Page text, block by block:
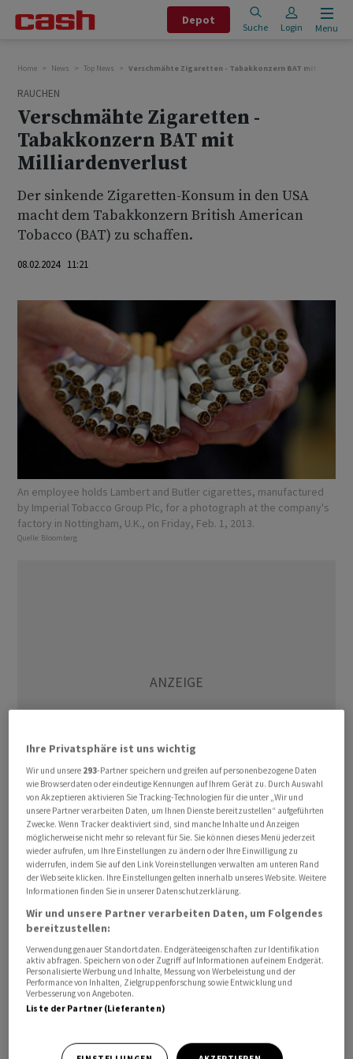
Depot
Suche Login Menu
Home News Top News Verschmähte Zigaretten - Tabakkonzern BAT mit
RAUCHEN
Verschmähte Zigaretten -
Tabakkonzern BAT mit
Milliardenverlust
Der sinkende Zigaretten-Konsum in den USA
macht dem Tabakkonzern British American
Tobacco (BAT) zu schaffen.
08.02.2024 11:21
An employee holds Lambert and Butler cigarettes, manufactured
by Imperial Tobacco Group Plc, for a photograph at the company's
factory in Nottingham, U.K., on Friday, Feb. 1, 2013.
Quelle: Bloomberg
Weil immer weniger Amerikaner zu herkömmlichen
Zigaretten greifen, musste BAT den Wert seines
traditionellen Geschäfts in den USA um gut 27 Milliarden
Pfund abschreiben, wie der Konzern am Donnerstag
mitteilte. Das drückte den Hersteller von Dunhill und
Lucky Strike im vergangenen Jahr tief in die roten
Zahlen: Vor Steuern lag das Minus bei 17 Milliarden
Pfund nach einem Gewinn von 9,3 Milliarden im Vorjahr.
Konzernchef Tadeu Marroco erklärte, in den USA weiter
Alternativen zu investieren. Die Ausgaben dafür würden
Ihre Privatsphäre ist uns wichtig
Wir und unsere 293-Partner speichern und greifen auf personenbezogene Daten
wie Browserdaten oder eindeutige Kennungen auf Ihrem Gerät zu. Durch Auswahl
von Akzeptieren aktivieren Sie Tracking-Technologien für die unter „Wir und
unsere Partner verarbeiten Daten, um Ihnen Dienste bereitzustellen“ aufgeführten
Zwecke. Wenn Tracker deaktiviert sind, sind manche Inhalte und Anzeigen
möglicherweise nicht mehr so relevant für Sie. Sie können dieses Menü jederzeit
wieder aufrufen, um Ihre Einstellungen zu ändern oder Ihre Einwilligung zu
widerrufen, indem Sie auf den Link Voreinstellungen verwalten am unteren Rand
der Webseite klicken. Ihre Einstellungen gelten innerhalb unseres Website. Weitere
Informationen finden Sie in unserer Datenschutzerklärung.
Wir und unsere Partner verarbeiten Daten, um Folgendes
bereitzustellen:
Verwendung genauer Standortdaten. Endgeräteeigenschaften zur Identifikation
aktiv abfragen. Speichern von oder Zugriff auf Informationen auf einem Endgerät.
Personalisierte Werbung und Inhalte, Messung von Werbeleistung und der
Performance von Inhalten, Zielgruppenforschung sowie Entwicklung und
Verbesserung von Angeboten.
Liste der Partner (Lieferanten)